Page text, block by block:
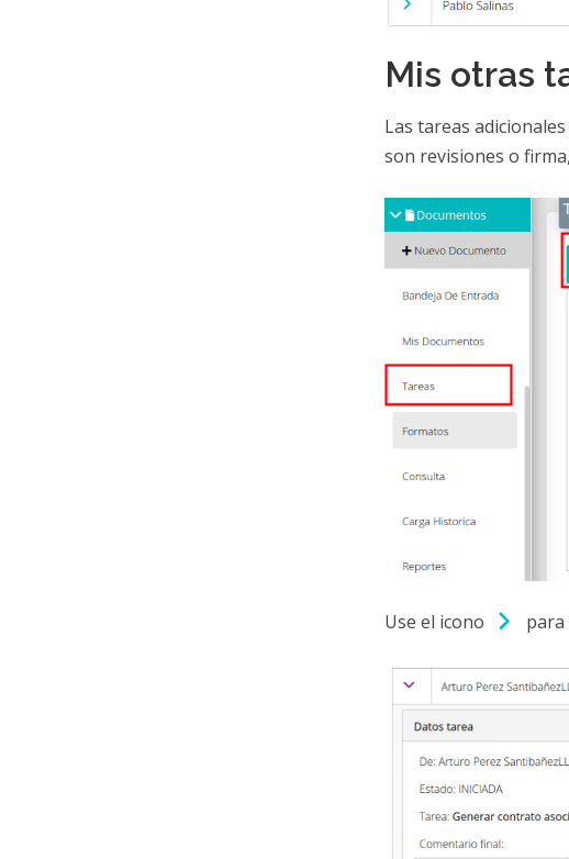
Mis otras
Las tareas
son revisiones o
Use el icono para